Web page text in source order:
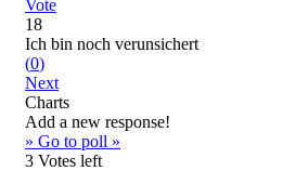
Vote
18
Ich bin noch verunsichert
(0)
Next
Charts
Add a new response!
» Go to poll »
3 Votes left